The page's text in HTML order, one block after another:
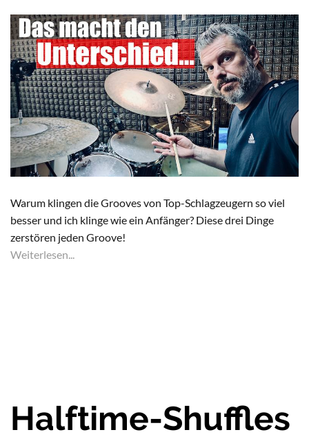
Warum klingen die Grooves von Top-Schlagzeugern so viel
besser und ich klinge wie ein Anfänger? Diese drei Dinge
zerstören jeden Groove!
Weiterlesen...
Halftime-Shuffles